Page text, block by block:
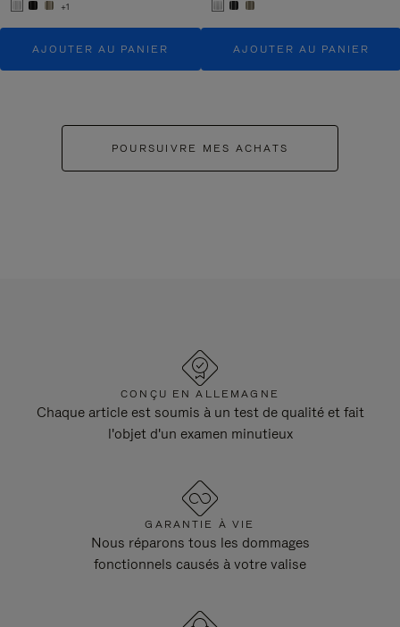
+1
AJOUTER AU PANIER AJOUTER AU PANIER
POURSUIVRE MES ACHATS
CONÇU EN ALLEMAGNE
Chaque article est soumis à un test de qualité et fait
l'objet d'un examen minutieux
GARANTIE À VIE
Nous réparons tous les dommages
fonctionnels causés à votre valise